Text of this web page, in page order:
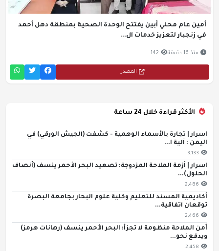
أمين عام محلي أبين يفتتح الوحدة الصحية بمنطقة دهل أحمد
في زنجبار لتعزيز خدمات ال...
منذ 16 دقيقة 142
المصدر
الأكثر قراءة خلال 24 ساعة
اسرار | تجارة بالأسماء الوهمية - كشفت (الجيش الورقي) في
اليمن : آلية ا...
3,133
اسرار | أزمة الملاحة المزدوجة: تصعيد البحر الأحمر ينسف (أنصاف
الحلول)...
2,486
أكاديمية المسند للتعليم وكلية علوم البحار بجامعة البصرة
توقعان اتفاقية...
2,466
أمن الملاحة منظومة لا تجزأ: البحر الأحمر ينسف (رهانات هرمز)
ويدفع نحو...
2,458